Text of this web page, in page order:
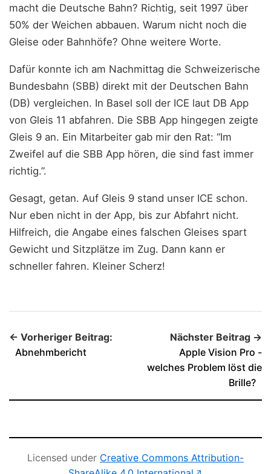
macht die Deutsche Bahn? Richtig, seit 1997 über
50% der Weichen abbauen. Warum nicht noch die
Gleise oder Bahnhöfe? Ohne weitere Worte.
Dafür konnte ich am Nachmittag die Schweizerische
Bundesbahn (SBB) direkt mit der Deutschen Bahn
(DB) vergleichen. In Basel soll der ICE laut DB App
von Gleis 11 abfahren. Die SBB App hingegen zeigte
Gleis 9 an. Ein Mitarbeiter gab mir den Rat: “Im
Zweifel auf die SBB App hören, die sind fast immer
richtig.”.
Gesagt, getan. Auf Gleis 9 stand unser ICE schon.
Nur eben nicht in der App, bis zur Abfahrt nicht.
Hilfreich, die Angabe eines falschen Gleises spart
Gewicht und Sitzplätze im Zug. Dann kann er
schneller fahren. Kleiner Scherz!
← Vorheriger Beitrag:
Abnehmbericht
Nächster Beitrag →
Apple Vision Pro -
welches Problem löst die
Brille?
Licensed under Creative Commons Attribution-